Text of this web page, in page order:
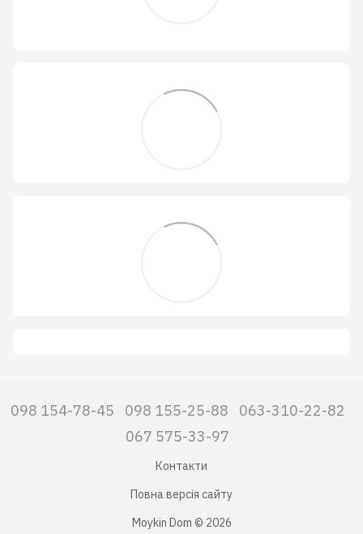
098 154-78-45 098 155-25-88
063-310-22-82
067 575-33-97
Контакти
Повна версія сайту
Moykin Dom © 2026